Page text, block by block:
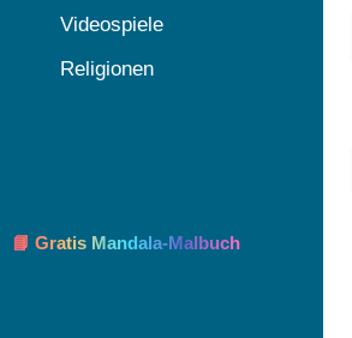
Videospiele
Religionen
📘 Gratis Mandala-Malbuch